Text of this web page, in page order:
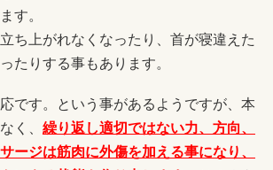
す。
ち上がれなくなったり、首が寝違えた
たりする事もあります。
です。という事があるようですが、本
く、 繰り返し適切ではない力、方向、
ージは筋肉に外傷を加える事になり、